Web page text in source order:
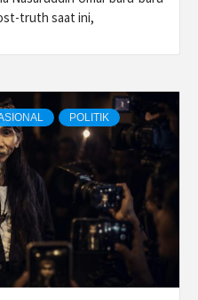
truth saat ini,
POLITIK